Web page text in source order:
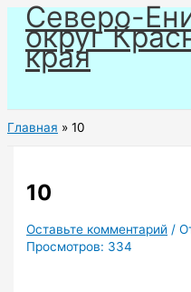
Перейти
содержимому
Северо-
округ
края
Главная 10
10
Оставьте комментарий /
Просмотров: 334